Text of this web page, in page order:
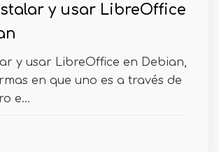
y usar LibreOffice
y usar LibreOffice en Debian,
en que uno es a través de
e...